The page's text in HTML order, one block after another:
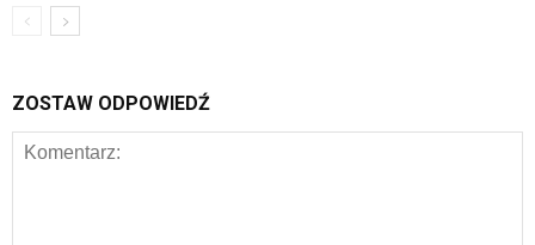
ZOSTAW ODPOWIEDŹ